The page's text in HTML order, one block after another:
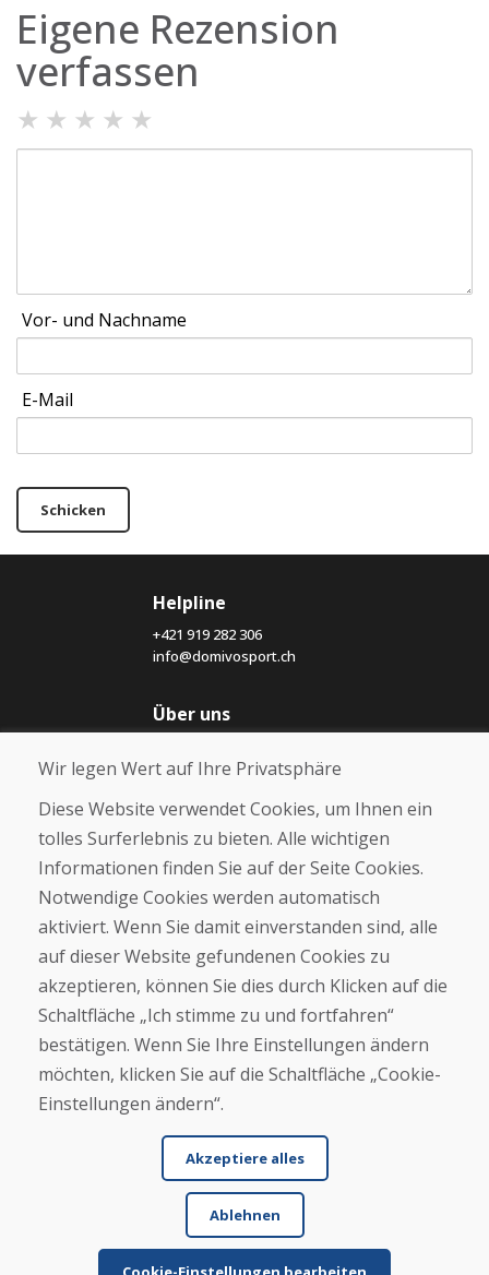
Eigene Rezension
verfassen
★ ★ ★ ★ ★
Vor- und Nachname
E-Mail
Schicken
Helpline
+421 919 282 306
info@domivosport.ch
Über uns
Über uns
Kontakt
Kaufen
E-Shop
Geschäftsbedingungen
Zahlung
Beschwerde
Rückgabe und Umtausch von Waren
Cookies
© DOMIVOSPORT 2026, Alle Rechte vorbehalten
Wir legen Wert auf Ihre Privatsphäre
Diese Website verwendet Cookies, um Ihnen ein
tolles Surferlebnis zu bieten. Alle wichtigen
Informationen finden Sie auf der Seite Cookies.
Notwendige Cookies werden automatisch
aktiviert. Wenn Sie damit einverstanden sind, alle
auf dieser Website gefundenen Cookies zu
akzeptieren, können Sie dies durch Klicken auf die
Schaltfläche „Ich stimme zu und fortfahren“
bestätigen. Wenn Sie Ihre Einstellungen ändern
möchten, klicken Sie auf die Schaltfläche „Cookie-
Einstellungen ändern“.
Akzeptiere alles
Ablehnen